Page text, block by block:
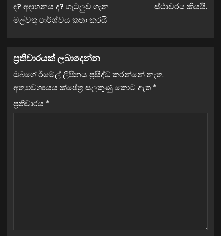
ද? අදාහනය ද? ගැටලුව ගැන
මල්වතු පාර්ශ්වය කතා කරයි
ස්ථාවරය කියයි.
ප්‍රතිචාරයක් ලබාදෙන්න
ඔබගේ ඊමේල් ලිපිනය ප්‍රසිද්ධ කරන්නේ නැත.
අත්‍යාවශ්‍යයය ක්ෂේත්‍ර සලකුණු කොට ඇත *
ප්‍රතිචාරය *